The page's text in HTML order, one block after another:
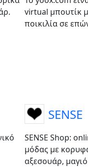
virtual μπουτίκ
ποικιλία σε
SENSE
SENSE Shop:
μόδας με
αξεσουάρ,